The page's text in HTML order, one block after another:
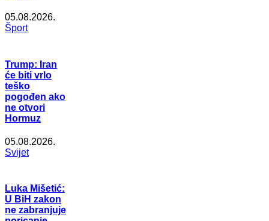
05.08.2026.
Šport
Trump: Iran
će biti vrlo
teško
pogođen ako
ne otvori
Hormuz
05.08.2026.
Svijet
Luka Mišetić:
U BiH zakon
ne zabranjuje